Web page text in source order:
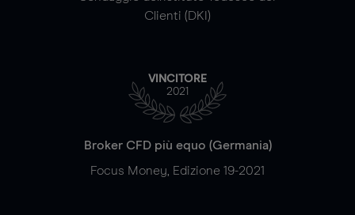
Clienti (DKI)
VINCITORE
2021
Broker CFD più equo (Germania)
Focus Money, Edizione 19-2021